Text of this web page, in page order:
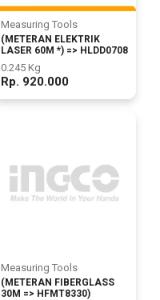
Measuring Tools
(METERAN ELEKTRIK
LASER 60M *) => HLDD0708
0.245 Kg
Rp. 920.000
Measuring Tools
(METERAN FIBERGLASS
30M => HFMT8330)